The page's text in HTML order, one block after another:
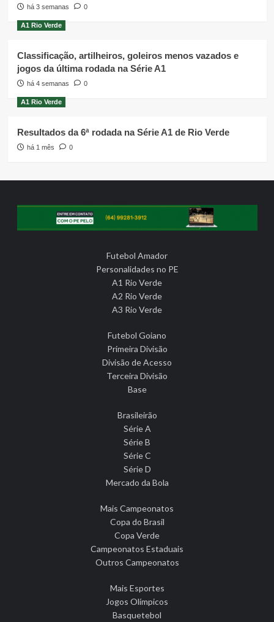
há 3 semanas 0
A1 Rio Verde
Classificação, artilheiros, goleiros menos vazados e
jogos da última rodada na Série A1
há 4 semanas 0
A1 Rio Verde
Resultados da 6ª rodada na Série A1 de Rio Verde
há 1 mês 0
Futebol Amador
Personalidades no PE
A1 Rio Verde
A2 Rio Verde
A3 Rio Verde
Futebol Goiano
Primeira Divisão
Divisão de Acesso
Terceira Divisão
Base
Brasileirão
Série A
Série B
Série C
Série D
Mercado da Bola
Mais Campeonatos
Copa do Brasil
Copa Verde
Campeonatos Estaduais
Outros Campeonatos
Mais Esportes
Jogos Olímpicos
Basquetebol